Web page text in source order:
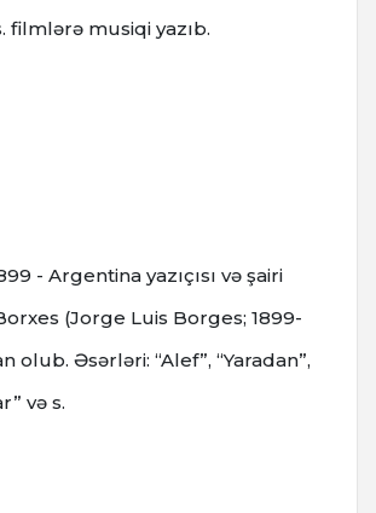
filmlərə musiqi yazıb.
- Argentina yazıçısı və şairi
(Jorge Luis Borges; 1899-
olub. Əsərləri: “Alef”, “Yaradan”,
və s.